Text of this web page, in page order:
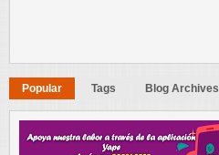
Popular Tags Blog Archives